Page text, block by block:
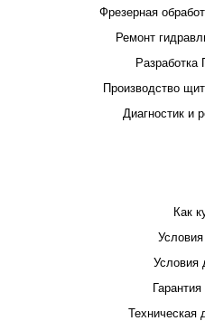
Фрезерная
Ремонт
Производство
Диагностик и
Как
Условия
Техническая